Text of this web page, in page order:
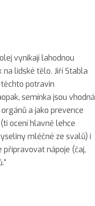
vynikají lahodnou
na lidské tělo.Jiří Stabla
těchto potravin
semínka jsou vhodná
a jako prevence
ocení hlavně lehce
mléčné ze svalů) i
připravovat nápoje (čaj,